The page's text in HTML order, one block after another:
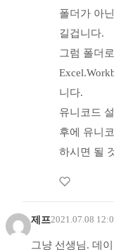
폴더가 아
길겁니다.
그럼 폴더
니다.
유니코드
후에 유니
하시면 될
제프2021.07.08
그냥 선생님. 데